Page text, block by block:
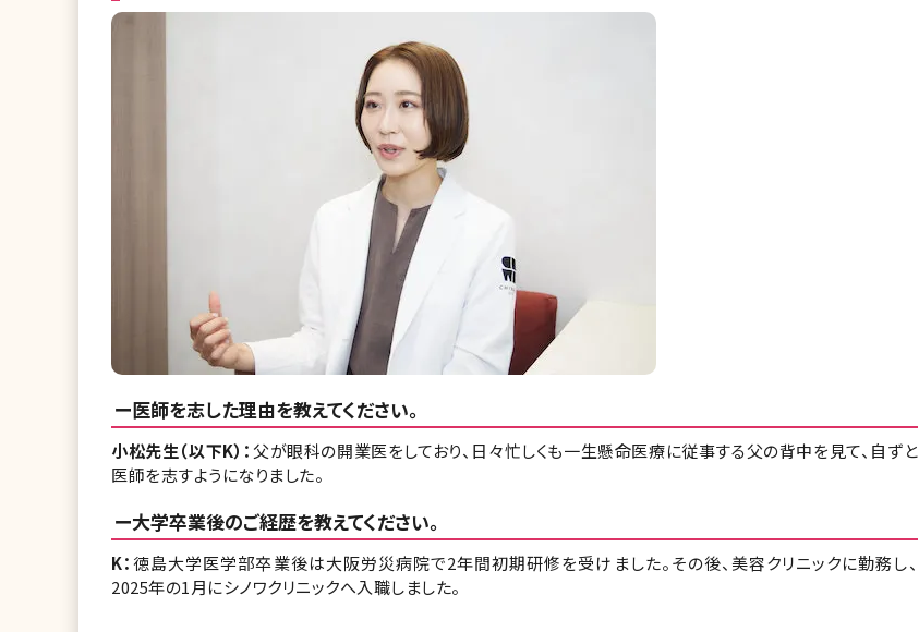
ー医師を志した理由を教えてください。
小松先生（以下K）： 父が眼科の開業医をしており、日々忙しくも一生懸命医療に従事する父の背中を見て、自ずと
医師を志すようになりました。
ー大学卒業後のご経歴を教えてください。
K：徳島大学医学部卒業後は大阪労災病院で2年間初期研修を受けました。その後、美容クリニックに勤務し、
2025年の1月にシノワクリニックへ入職しました。